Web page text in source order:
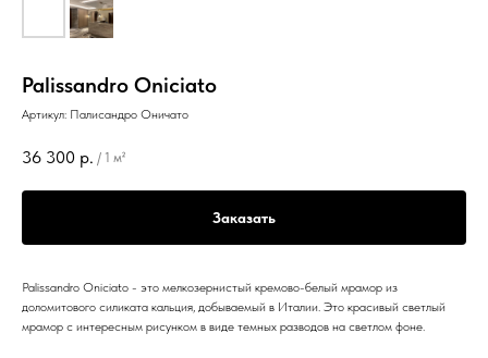
Palissandro Oniciato
Артикул: Палисандро Оничато
36 300 р. / 1 м²
Заказать
Palissandro Oniciato - это мелкозернистый кремово-белый мрамор из
доломитового силиката кальция, добываемый в Италии. Это красивый светлый
мрамор с интересным рисунком в виде темных разводов на светлом фоне.